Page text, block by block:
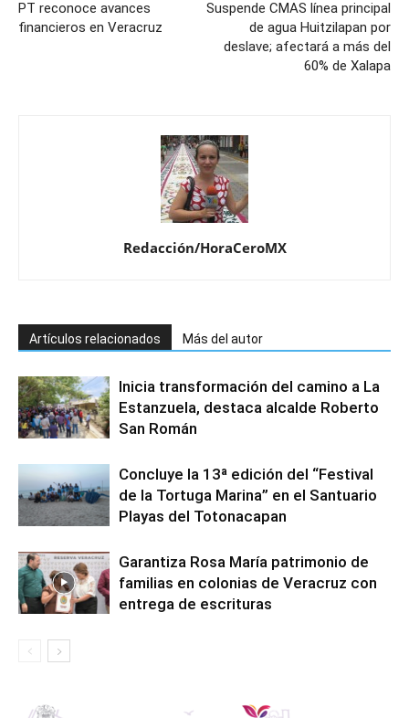
PT reconoce avances
financieros en Veracruz
Suspende CMAS línea principal
de agua Huitzilapan por
deslave; afectará a más del
60% de Xalapa
Redacción/HoraCeroMX
Artículos relacionados Más del autor
Inicia transformación del camino a La
Estanzuela, destaca alcalde Roberto
San Román
Concluye la 13ª edición del “Festival
de la Tortuga Marina” en el Santuario
Playas del Totonacapan
Garantiza Rosa María patrimonio de
familias en colonias de Veracruz con
entrega de escrituras